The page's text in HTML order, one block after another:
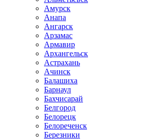
Амурск
Анапа
Ангарск
Арзамас
Армавир
Архангельск
Астрахань
Ачинск
Балашиха
Барнаул
Бахчисарай
Белгород
Белорецк
Белореченск
Березники